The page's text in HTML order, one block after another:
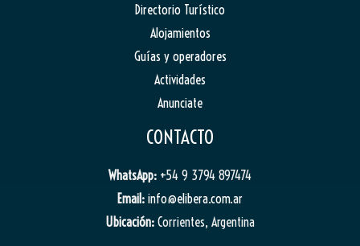
Directorio Turístico
Alojamientos
Guías y operadores
Actividades
Anunciate
CONTACTO
WhatsApp: +54 9 3794 897474
Email: info@elibera.com.ar
Ubicación: Corrientes, Argentina